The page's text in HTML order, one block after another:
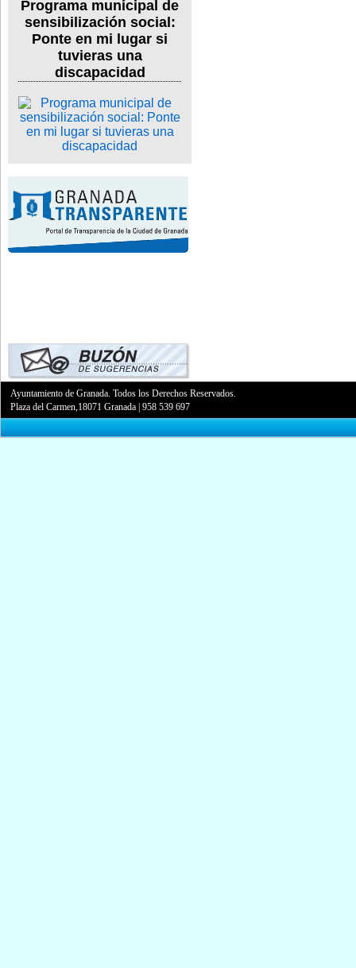
Programa municipal de
sensibilización social:
Ponte en mi lugar si
tuvieras una
discapacidad
Ayuntamiento de Granada. Todos los Derechos Reservados.
Plaza del Carmen,18071 Granada |958 539 697